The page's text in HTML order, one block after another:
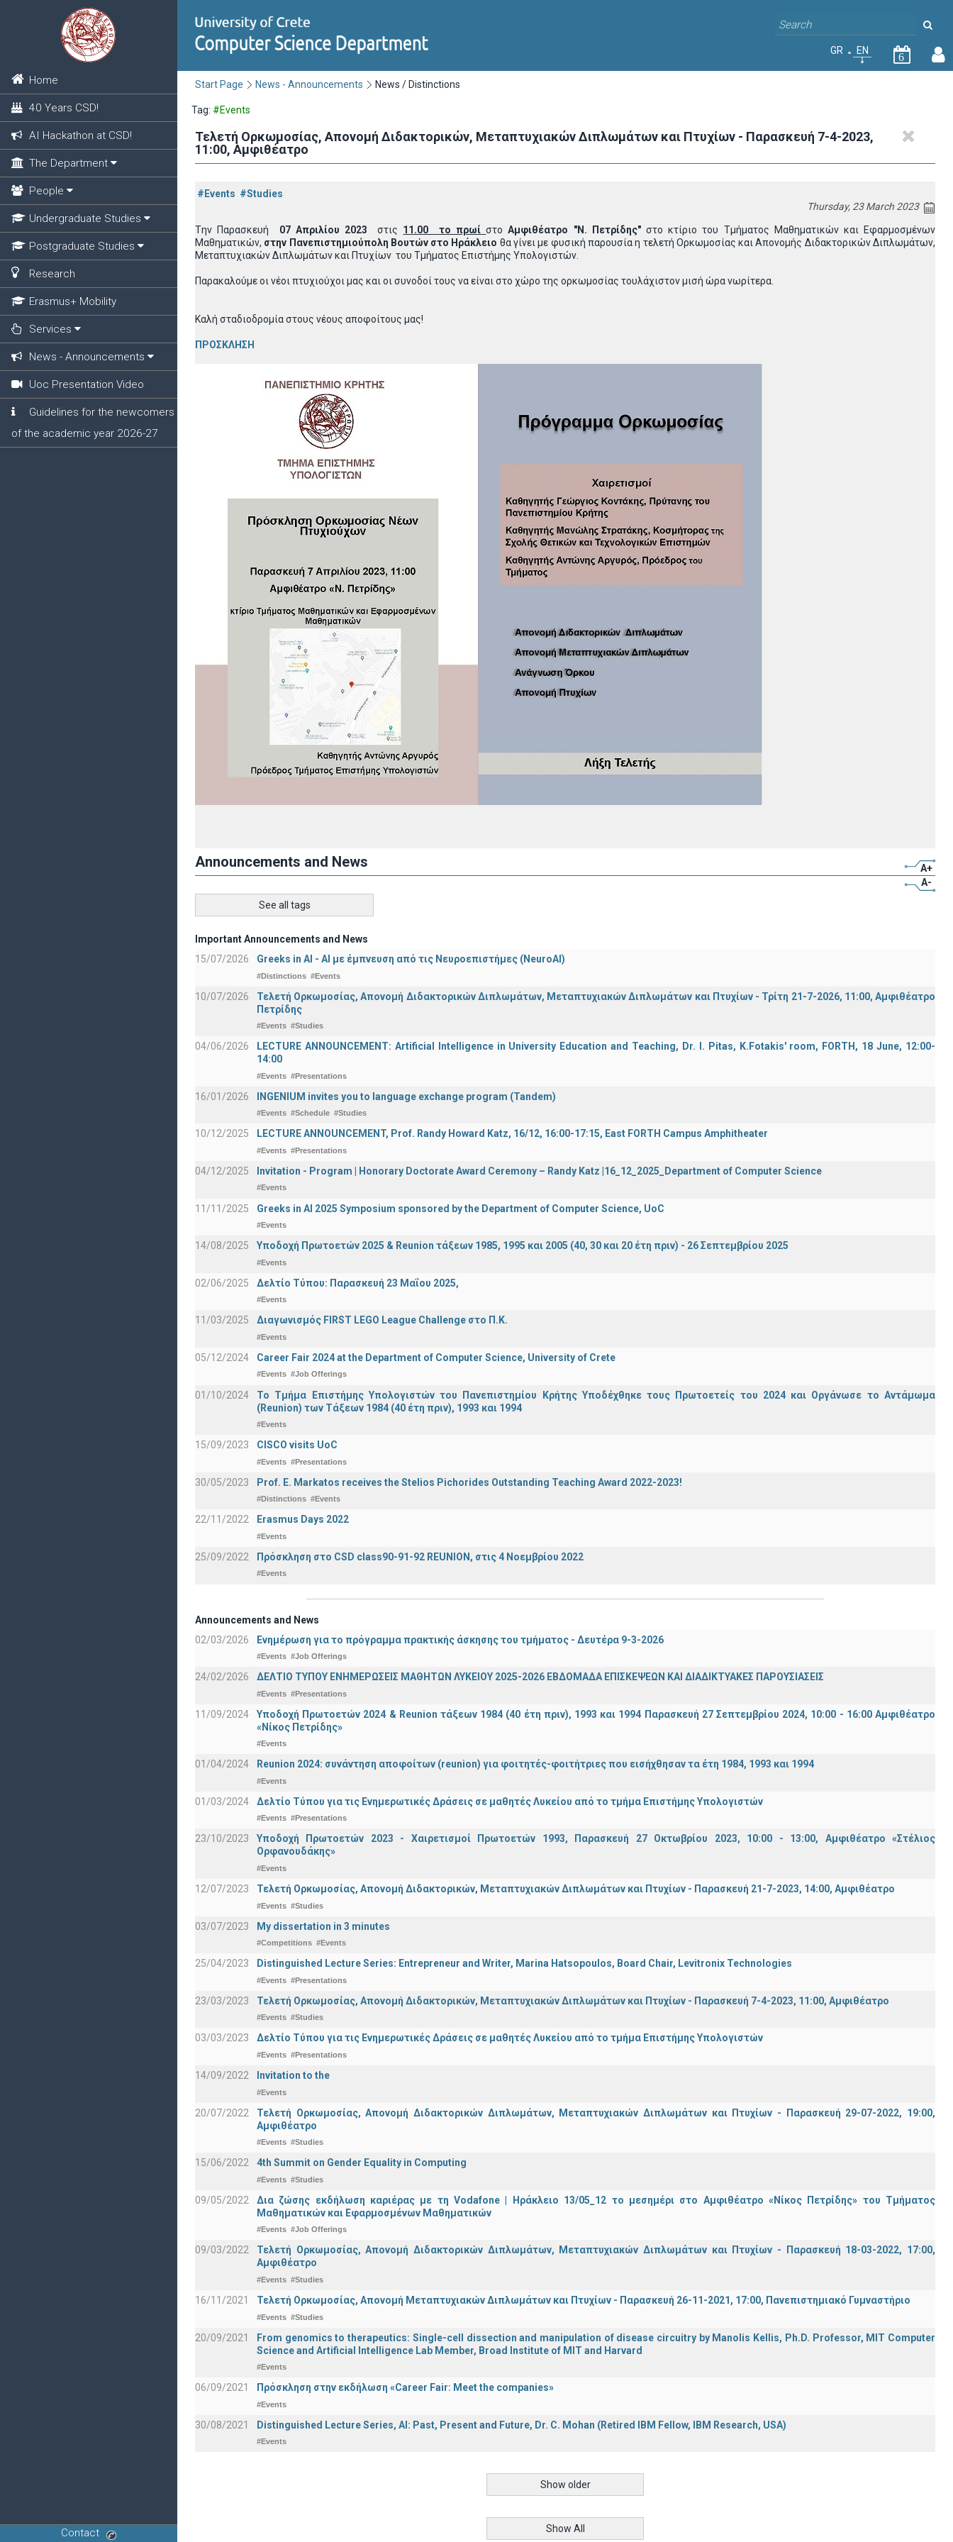
Home
40 Years CSD!
AI Hackathon at CSD!
The Department
People
Undergraduate Studies
Postgraduate Studies
Research
Erasmus+ Mobility
Services
News - Announcements
Uoc Presentation Video
Guidelines for the newcomers
of the academic year 2026-27
Contact
GR EN
6
Start Page News - Announcements News / Distinctions
Tag: #Events
Τελετή Ορκωμοσίας, Απονομή Διδακτορικών, Μεταπτυχιακών Διπλωμάτων και Πτυχίων - Παρασκευή 7-4-2023,
11:00, Αμφιθέατρο
#Events #Studies
Thursday, 23 March 2023
Tην Παρασκευή 07 Απριλίου 2023 στις 11.00 το πρωίστοΑμφιθέατρο "Ν. Πετρίδης"στο κτίριο του Τμήματος Μαθηματικών και Εφαρμοσμένων
Μαθηματικών, στην Πανεπιστημιούπολη Βουτών στο Ηράκλειο θα γίνει με φυσική παρουσία η τελετή Ορκωμοσίας και Απονομής Διδακτορικών Διπλωμάτων,
Μεταπτυχιακών Διπλωμάτων και Πτυχίων του Τμήματος Επιστήμης Υπολογιστών.
Παρακαλούμε οι νέοι πτυχιούχοι μας και οι συνοδοί τους να είναι στο χώρο της ορκωμοσίας τουλάχιστον μισή ώρα νωρίτερα.
Καλή σταδιοδρομία στους νέους αποφοίτους μας!
ΠΡΟΣΚΛΗΣΗ
Announcements and News
A+
A-
See all tags
Important Announcements and News
15/07/2026
Greeks in AI - ΑΙ με έμπνευση από τις Νευροεπιστήμες (NeuroAI)
#Distinctions #Events
10/07/2026
Τελετή Ορκωμοσίας, Απονομή Διδακτορικών Διπλωμάτων, Μεταπτυχιακών Διπλωμάτων και Πτυχίων - Τρίτη 21-7-2026, 11:00, Αμφιθέατρο
Πετρίδης
#Events #Studies
04/06/2026
LECTURE ANNOUNCEMENT: Artificial Intelligence in University Education and Teaching, Dr. I. Pitas, K.Fotakis' room, FORTH, 18 June, 12:00-
14:00
#Events #Presentations
16/01/2026 INGENIUM invites you to language exchange program (Tandem)
#Events #Schedule #Studies
10/12/2025 LECTURE ANNOUNCEMENT, Prof. Randy Howard Katz, 16/12, 16:00-17:15, East FORTH Campus Amphitheater
#Events #Presentations
04/12/2025 Invitation - Program | Honorary Doctorate Award Ceremony – Randy Katz |16_12_2025_Department of Computer Science
#Events
11/11/2025 Greeks in AI 2025 Symposium sponsored by the Department of Computer Science, UoC
#Events
14/08/2025 Υποδοχή Πρωτοετών 2025 & Reunion τάξεων 1985, 1995 και 2005 (40, 30 και 20 έτη πριν) - 26 Σεπτεμβρίου 2025
#Events
02/06/2025 Δελτίο Τύπου: Παρασκευή 23 Μαΐου 2025,
#Events
11/03/2025 Διαγωνισμός FIRST LEGO League Challenge στο Π.Κ.
#Events
05/12/2024 Career Fair 2024 at the Department of Computer Science, University of Crete
#Events #Job Offerings
01/10/2024
Το Τμήμα Επιστήμης Υπολογιστών του Πανεπιστημίου Κρήτης Υποδέχθηκε τους Πρωτοετείς του 2024 και Οργάνωσε το Αντάμωμα
(Reunion) των Τάξεων 1984 (40 έτη πριν), 1993 και 1994
#Events
15/09/2023 CISCO visits UoC
#Events #Presentations
30/05/2023 Prof. E. Markatos receives the Stelios Pichorides Outstanding Teaching Award 2022-2023!
#Distinctions #Events
22/11/2022 Erasmus Days 2022
#Events
25/09/2022 Πρόσκληση στο CSD class90-91-92 REUNION, στις 4 Νοεμβρίου 2022
#Events
Announcements and News
02/03/2026
Ενημέρωση για το πρόγραμμα πρακτικής άσκησης του τμήματος - Δευτέρα 9-3-2026
#Events #Job Offerings
24/02/2026 ΔΕΛΤΙΟ ΤΥΠΟΥ ΕΝΗΜΕΡΩΣΕΙΣ ΜΑΘΗΤΩΝ ΛΥΚΕΙΟΥ 2025-2026 ΕΒΔΟΜΑΔΑ ΕΠΙΣΚΕΨΕΩΝ ΚΑΙ ΔΙΑΔΙΚΤΥΑΚΕΣ ΠΑΡΟΥΣΙΑΣΕΙΣ
#Events #Presentations
11/09/2024
Υποδοχή Πρωτοετών 2024 & Reunion τάξεων 1984 (40 έτη πριν), 1993 και 1994 Παρασκευή 27 Σεπτεμβρίου 2024, 10:00 - 16:00 Αμφιθέατρο
«Νίκος Πετρίδης»
#Events
01/04/2024 Reunion 2024: συνάντηση αποφοίτων (reunion) για φοιτητές-φοιτήτριες που εισήχθησαν τα έτη 1984, 1993 και 1994
#Events
01/03/2024 Δελτίο Τύπου για τις Ενημερωτικές Δράσεις σε μαθητές Λυκείου από το τμήμα Επιστήμης Υπολογιστών
#Events #Presentations
23/10/2023
Υποδοχή Πρωτοετών 2023 - Χαιρετισμοί Πρωτοετών 1993, Παρασκευή 27 Οκτωβρίου 2023, 10:00 - 13:00, Αμφιθέατρο «Στέλιος
Ορφανουδάκης»
#Events
12/07/2023 Τελετή Ορκωμοσίας, Απονομή Διδακτορικών, Μεταπτυχιακών Διπλωμάτων και Πτυχίων - Παρασκευή 21-7-2023, 14:00, Αμφιθέατρο
#Events #Studies
03/07/2023 My dissertation in 3 minutes
#Competitions #Events
25/04/2023 Distinguished Lecture Series: Entrepreneur and Writer, Marina Hatsopoulos, Board Chair, Levitronix Technologies
#Events #Presentations
23/03/2023 Τελετή Ορκωμοσίας, Απονομή Διδακτορικών, Μεταπτυχιακών Διπλωμάτων και Πτυχίων - Παρασκευή 7-4-2023, 11:00, Αμφιθέατρο
#Events #Studies
03/03/2023 Δελτίο Τύπου για τις Ενημερωτικές Δράσεις σε μαθητές Λυκείου από το τμήμα Επιστήμης Υπολογιστών
#Events #Presentations
14/09/2022 Invitation to the
#Events
20/07/2022
Τελετή Ορκωμοσίας, Απονομή Διδακτορικών Διπλωμάτων, Μεταπτυχιακών Διπλωμάτων και Πτυχίων - Παρασκευή 29-07-2022, 19:00,
Αμφιθέατρο
#Events #Studies
15/06/2022 4th Summit on Gender Equality in Computing
#Events #Studies
09/05/2022
Δια ζώσης εκδήλωση καριέρας με τη Vodafone | Ηράκλειο 13/05_12 το μεσημέρι στο Αμφιθέατρο «Νίκος Πετρίδης» του Τμήματος
Μαθηματικών και Εφαρμοσμένων Μαθηματικών
#Events #Job Offerings
09/03/2022
Τελετή Ορκωμοσίας, Απονομή Διδακτορικών Διπλωμάτων, Μεταπτυχιακών Διπλωμάτων και Πτυχίων - Παρασκευή 18-03-2022, 17:00,
Αμφιθέατρο
#Events #Studies
16/11/2021 Τελετή Ορκωμοσίας, Απονομή Μεταπτυχιακών Διπλωμάτων και Πτυχίων - Παρασκευή 26-11-2021, 17:00, Πανεπιστημιακό Γυμναστήριο
#Events #Studies
20/09/2021
From genomics to therapeutics: Single-cell dissection and manipulation of disease circuitry by Manolis Kellis, Ph.D. Professor, MIT Computer
Science and Artificial Intelligence Lab Member, Broad Institute of MIT and Harvard
#Events
06/09/2021 Πρόσκληση στην εκδήλωση «Career Fair: Meet the companies»
#Events
30/08/2021 Distinguished Lecture Series, ΑΙ: Past, Present and Future, Dr. C. Mohan (Retired IBM Fellow, IBM Research, USA)
#Events
Show older
Show All